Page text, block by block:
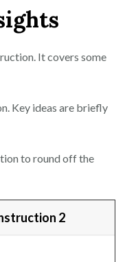
It covers some
Key ideas are briefly
to round off the
2